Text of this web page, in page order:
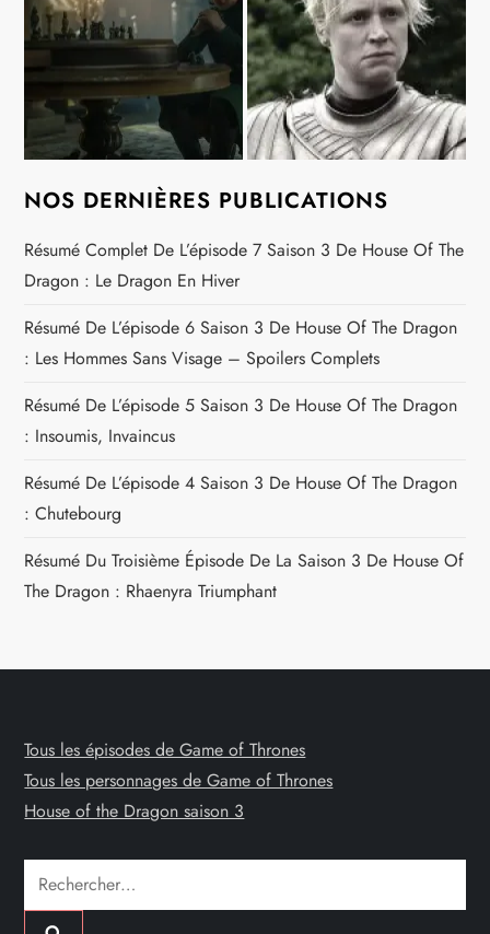
NOS DERNIÈRES PUBLICATIONS
Résumé Complet De L’épisode 7 Saison 3 De House Of The
Dragon : Le Dragon En Hiver
Résumé De L’épisode 6 Saison 3 De House Of The Dragon
: Les Hommes Sans Visage – Spoilers Complets
Résumé De L’épisode 5 Saison 3 De House Of The Dragon
: Insoumis, Invaincus
Résumé De L’épisode 4 Saison 3 De House Of The Dragon
: Chutebourg
Résumé Du Troisième Épisode De La Saison 3 De House Of
The Dragon : Rhaenyra Triumphant
Tous les épisodes de Game of Thrones
Tous les personnages de Game of Thrones
House of the Dragon saison 3
Rechercher :